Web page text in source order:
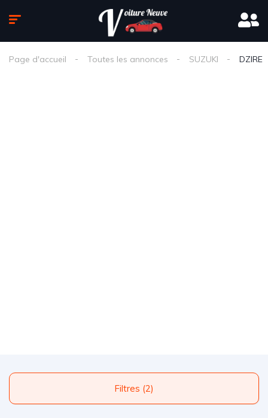
Page d'accueil Toutes les annonces SUZUKI DZIRE
Filtres (2)